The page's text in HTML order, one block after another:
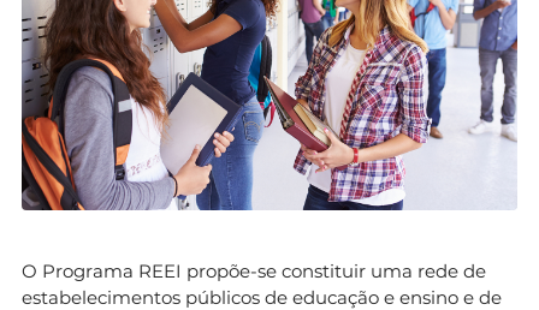
O Programa REEI propõe-se constituir uma rede de
estabelecimentos públicos de educação e ensino e de